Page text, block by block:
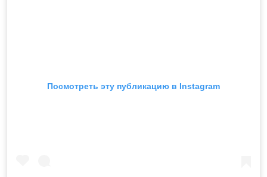
Посмотреть эту публикацию в Instagram